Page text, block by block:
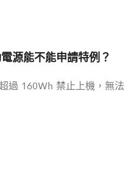
源能不能申請特例？
過 160Wh 禁止上機，無法